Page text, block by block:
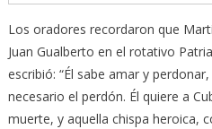
Los oradores recordaron que
Juan Gualberto en el rotativo
escribió: “Él sabe amar y
necesario el perdón. Él quiere a
muerte, y aquella chispa heroica,